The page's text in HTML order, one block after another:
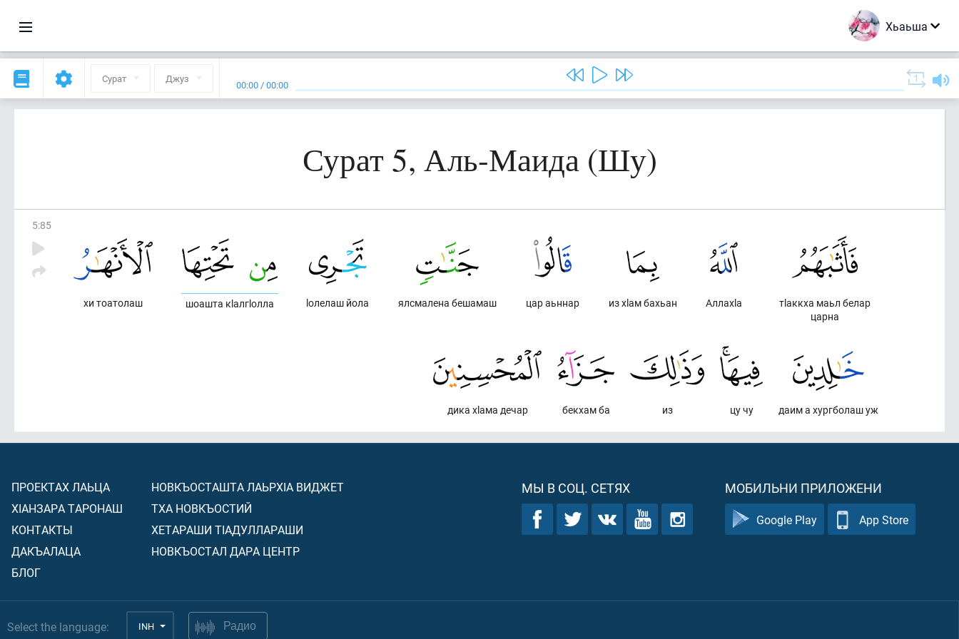
Хьаьша
Сурат Джуз 00:00 /00:00
Сурат 5, Аль-Маида (Шу)
5:85
тlаккха маьл белар
царна
Аллахlа
из хlам бахьан
цар аьннар
ялсмалена бешамаш
lолелаш йола
шоашта кlалгlолла
хи тоатолаш
даим а хургболаш уж
цу чу
из
бекхам ба
дика хlама дечар
ПРОЕКТАХ ЛАЬЦА
ХIАНЗАРА ТАРОНАШ
КОНТАКТЫ
ДАКЪАЛАЦА
БЛОГ
НОВКЪОСТАШТА ЛАЬРХIА ВИДЖЕТ
ТХА НОВКЪОСТИЙ
ХЕТАРАШИ ТIАДУЛЛАРАШИ
НОВКЪОСТАЛ ДАРА ЦЕНТР
МЫ В СОЦ. СЕТЯХ МОБИЛЬНИ ПРИЛОЖЕНИ
Google Play App Store
Select the language: INH Радио